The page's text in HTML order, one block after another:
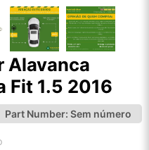
Alavanca
Fit 1.5 2016
Part Number: Sem número